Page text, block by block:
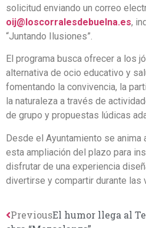
solicitud enviando un correo
oij@loscorralesdebuelna.es,
“Juntando Ilusiones”.
El programa busca ofrecer a los
alternativa de ocio educativo y
fomentando la convivencia, la
la naturaleza a través de
de grupo y propuestas lúdicas
Desde el Ayuntamiento se anima
esta ampliación del plazo para
disfrutar de una experiencia
divertirse y compartir durante las
PreviousEl humor llega al